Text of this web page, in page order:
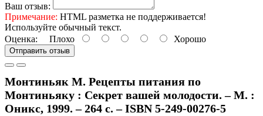
Ваш отзыв:
Примечание: HTML разметка не поддерживается!
Используйте обычный текст.
Оценка: Плохо Хорошо
Отправить отзыв
Монтиньяк М. Рецепты питания по
Монтиньяку : Секрет вашей молодости. – М. :
Оникс, 1999. – 264 с. – ISBN 5-249-00276-5